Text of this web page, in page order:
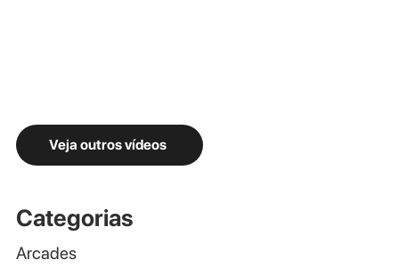
Veja outros vídeos
Categorias
Arcades